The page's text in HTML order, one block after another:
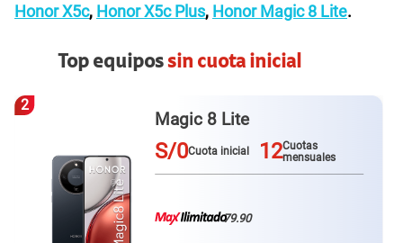
Honor X5c, Honor X5c Plus, Honor Magic 8 Lite.
Top equipossin cuota inicial
3
Galaxy A57
S/0Cuota inicial 12Cuotas
mensuales
79.90